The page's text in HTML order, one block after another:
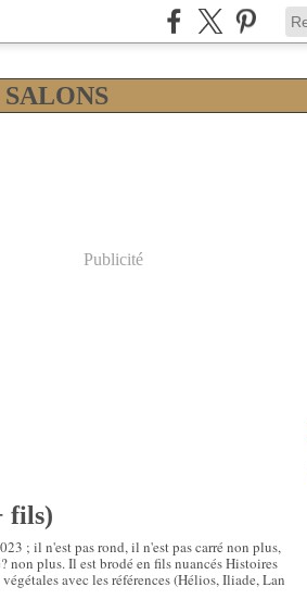
SALONS
Publicité
fils)
; il n'est pas rond, il n'est pas carré non plus,
non plus. Il est brodé en fils nuancés Histoires
avec les références (Hélios, Iliade, Lan